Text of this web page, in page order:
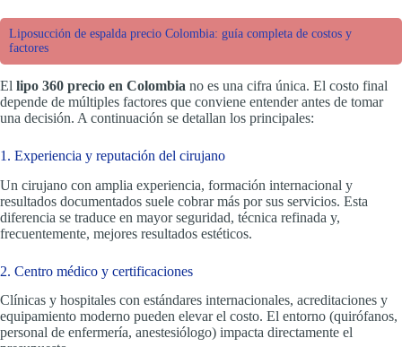
Liposucción de espalda precio Colombia: guía completa de costos y
factores
El lipo 360 precio en Colombia no es una cifra única. El costo final
depende de múltiples factores que conviene entender antes de tomar
una decisión. A continuación se detallan los principales:
1. Experiencia y reputación del cirujano
Un cirujano con amplia experiencia, formación internacional y
resultados documentados suele cobrar más por sus servicios. Esta
diferencia se traduce en mayor seguridad, técnica refinada y,
frecuentemente, mejores resultados estéticos.
2. Centro médico y certificaciones
Clínicas y hospitales con estándares internacionales, acreditaciones y
equipamiento moderno pueden elevar el costo. El entorno (quirófanos,
personal de enfermería, anestesiólogo) impacta directamente el